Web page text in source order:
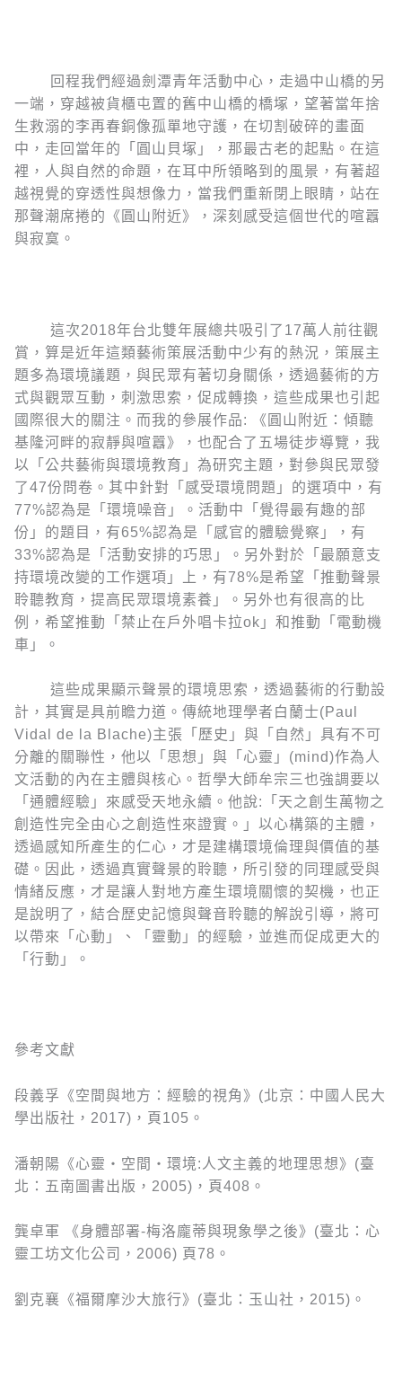
回程我們經過劍潭青年活動中心，走過中山橋的另
一端，穿越被貨櫃屯置的舊中山橋的橋塚，望著當年捨
生救溺的李再春銅像孤單地守護，在切割破碎的畫面
中，走回當年的「圓山貝塚」，那最古老的起點。在這
裡，人與自然的命題，在耳中所領略到的風景，有著超
越視覺的穿透性與想像力，當我們重新閉上眼睛，站在
那聲潮席捲的《圓山附近》，深刻感受這個世代的喧囂
與寂寞。
這次2018年台北雙年展總共吸引了17萬人前往觀
賞，算是近年這類藝術策展活動中少有的熱況，策展主
題多為環境議題，與民眾有著切身關係，透過藝術的方
式與觀眾互動，刺激思索，促成轉換，這些成果也引起
國際很大的關注。而我的參展作品: 《圓山附近：傾聽
基隆河畔的寂靜與喧囂》，也配合了五場徒步導覽，我
以「公共藝術與環境教育」為研究主題，對參與民眾發
了47份問卷。其中針對「感受環境問題」的選項中，有
77%認為是「環境噪音」。活動中「覺得最有趣的部
份」的題目，有65%認為是「感官的體驗覺察」，有
33%認為是「活動安排的巧思」。另外對於「最願意支
持環境改變的工作選項」上，有78%是希望「推動聲景
聆聽教育，提高民眾環境素養」。另外也有很高的比
例，希望推動「禁止在戶外唱卡拉ok」和推動「電動機
車」。
這些成果顯示聲景的環境思索，透過藝術的行動設
計，其實是具前瞻力道。傳統地理學者白蘭士(Paul
Vidal de la Blache)主張「歷史」與「自然」具有不可
分離的關聯性，他以「思想」與「心靈」(mind)作為人
文活動的內在主體與核心。哲學大師牟宗三也強調要以
「通體經驗」來感受天地永續。他說:「天之創生萬物之
創造性完全由心之創造性來證實。」以心構築的主體，
透過感知所產生的仁心，才是建構環境倫理與價值的基
礎。因此，透過真實聲景的聆聽，所引發的同理感受與
情緒反應，才是讓人對地方產生環境關懷的契機，也正
是說明了，結合歷史記憶與聲音聆聽的解說引導，將可
以帶來「心動」、「靈動」的經驗，並進而促成更大的
「行動」。
參考文獻
段義孚《空間與地方：經驗的視角》(北京：中國人民大
學出版社，2017)，頁105。
潘朝陽《心靈‧空間‧環境:人文主義的地理思想》(臺
北：五南圖書出版，2005)，頁408。
龔卓軍 《身體部署-梅洛龐蒂與現象學之後》(臺北：心
靈工坊文化公司，2006) 頁78。
劉克襄《福爾摩沙大旅行》(臺北：玉山社，2015)。